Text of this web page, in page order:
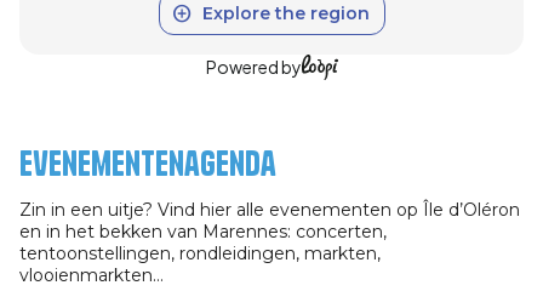
Explore the region
Powered by
Evenementenagenda
Zin in een uitje? Vind hier alle evenementen op Île d’Oléron
en in het bekken van Marennes: concerten,
tentoonstellingen, rondleidingen, markten,
vlooienmarkten…